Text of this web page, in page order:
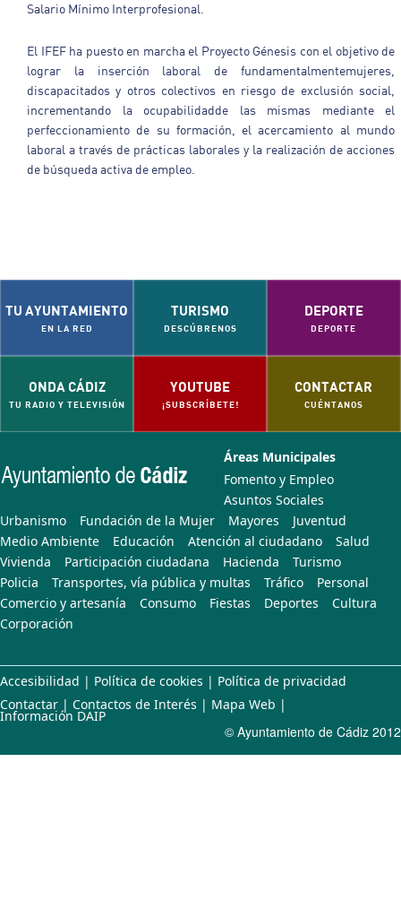
Salario Mínimo Interprofesional.
El IFEF ha puesto en marcha el Proyecto Génesis con el objetivo de
lograr la inserción laboral de fundamentalmentemujeres,
discapacitados y otros colectivos en riesgo de exclusión social,
incrementando la ocupabilidadde las mismas mediante el
perfeccionamiento de su formación, el acercamiento al mundo
laboral a través de prácticas laborales y la realización de acciones
de búsqueda activa de empleo.
TU AYUNTAMIENTO
EN LA RED
TURISMO
DESCÚBRENOS
DEPORTE
DEPORTE
ONDA CÁDIZ
TU RADIO Y TELEVISIÓN
YOUTUBE
¡SUBSCRÍBETE!
CONTACTAR
CUÉNTANOS
Áreas Municipales
Fomento y Empleo
Asuntos Sociales
Urbanismo
Fundación de la Mujer Mayores
Juventud
Medio Ambiente
Educación Atención al ciudadano
Salud
Vivienda
Participación ciudadana Hacienda
Turismo
Policia
Transportes, vía pública y multas Tráfico
Personal
Comercio y artesanía
Consumo Fiestas Deportes
Cultura
Corporación
Accesibilidad | Política de cookies | Política de privacidad
Contactar | Contactos de Interés | Mapa Web |
Información DAIP
© Ayuntamiento de Cádiz 2012